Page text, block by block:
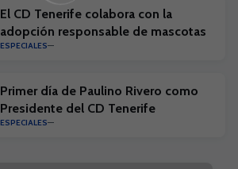
El CD Tenerife colabora con la
adopción responsable de mascotas
ESPECIALES
Primer día de Paulino Rivero como
Presidente del CD Tenerife
ESPECIALES